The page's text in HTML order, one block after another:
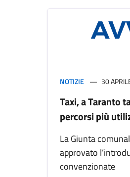
NOTIZIE 30
Taxi, a Taranto
percorsi più
La Giunta
approvato
convenzionate